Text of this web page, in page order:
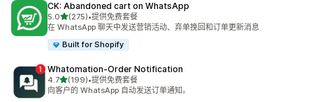
CK: Abandoned cart on WhatsApp
5.0星（满分 5 星）
(275)
总共 275 条评论
•提供免费套餐
在 WhatsApp 聊天中发送营销活动、弃单挽回和订单更新消息
Built for Shopify
Whatomation‑Order Notification
4.7星（满分 5 星）
(199)
总共 199 条评论
•提供免费套餐
向客户的 WhatsApp 自动发送订单通知。